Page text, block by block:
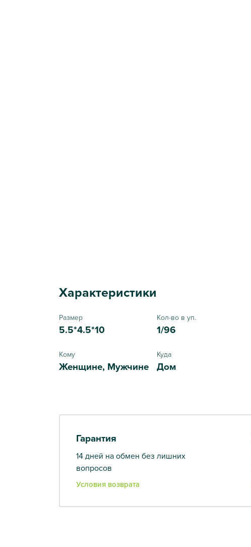
Характеристики
Размер
5.5*4.5*10
Кол-во в уп.
1/96
Кому
Женщине, Мужчине
Куда
Дом
Гарантия
14 дней на обмен без лишних
вопросов
Условия возврата